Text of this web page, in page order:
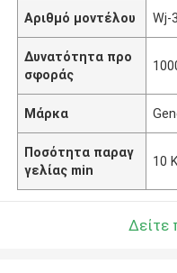
Αριθμό μοντέλου Wj-
Δυνατότητα προ
σφοράς
Μάρκα
Ποσότητα παραγ
γελίας min
10
Δείτε